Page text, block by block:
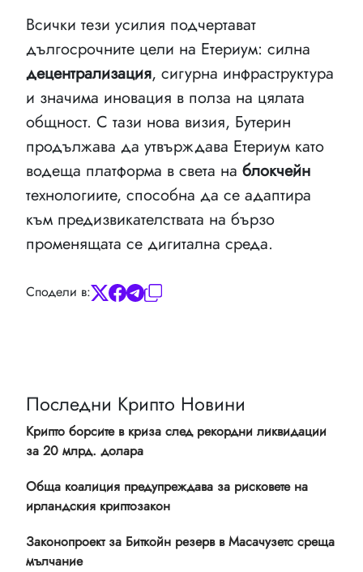
Всички тези усилия подчертават
дългосрочните цели на Етериум: силна
децентрализация, сигурна инфраструктура
и значима иновация в полза на цялата
общност. С тази нова визия, Бутерин
продължава да утвърждава Етериум като
водеща платформа в света на блокчейн
технологиите, способна да се адаптира
към предизвикателствата на бързо
променящата се дигитална среда.
Сподели в:
Последни Крипто Новини
Крипто борсите в криза след рекордни ликвидации
за 20 млрд. долара
Обща коалиция предупреждава за рисковете на
ирландския криптозакон
Законопроект за Биткойн резерв в Масачузетс среща
мълчание